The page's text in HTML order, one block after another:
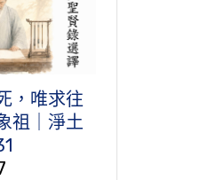
，唯求往
祖｜淨土